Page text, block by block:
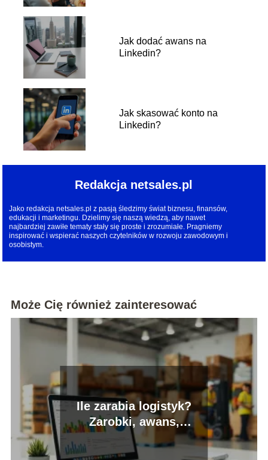
Jak dodać awans na
Linkedin?
Jak skasować konto na
Linkedin?
Redakcja netsales.pl
Jako redakcja netsales.pl z pasją śledzimy świat biznesu, finansów,
edukacji i marketingu. Dzielimy się naszą wiedzą, aby nawet
najbardziej zawiłe tematy stały się proste i zrozumiałe. Pragniemy
inspirować i wspierać naszych czytelników w rozwoju zawodowym i
osobistym.
Może Cię również zainteresować
Ile zarabia logistyk?
Zarobki, awans,
perspektywy